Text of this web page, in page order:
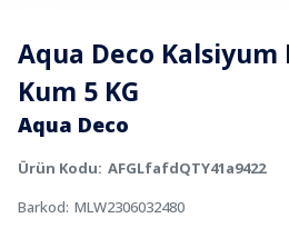
Aqua Deco Kalsiyum
Kum 5 KG
Aqua Deco
Ürün Kodu: AFGLfafdQTY41a9422
Barkod: MLW2306032480